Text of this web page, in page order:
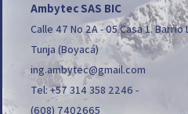
Ambytec SAS BIC
Calle 47 No 2A - 05 Casa 1. Barrio
Tunja (Boyacá)
ing.ambytec@gmail.com
Tel: +57 314 358 2246 -
(608) 7402665